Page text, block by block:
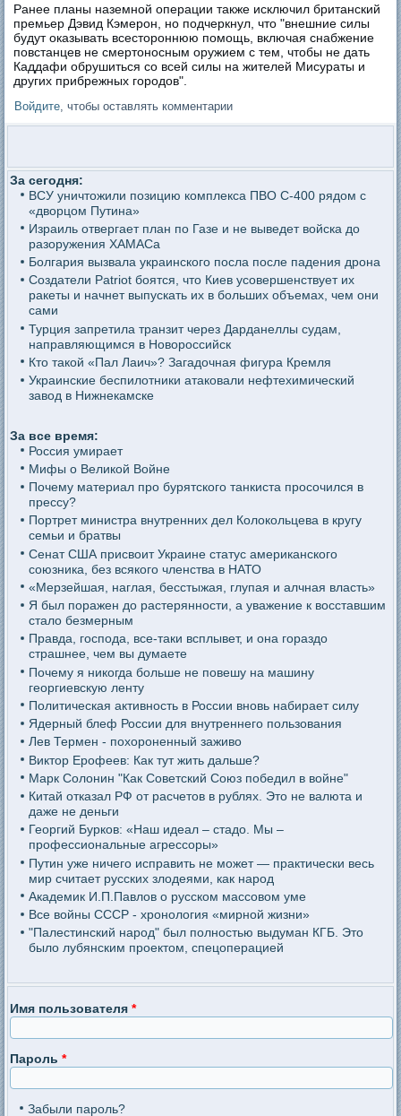
Ранее планы наземной операции также исключил британский
премьер Дэвид Кэмерон, но подчеркнул, что "внешние силы
будут оказывать всестороннюю помощь, включая снабжение
повстанцев не смертоносным оружием с тем, чтобы не дать
Каддафи обрушиться со всей силы на жителей Мисураты и
других прибрежных городов".
Войдите , чтобы оставлять комментарии
За сегодня:
ВСУ уничтожили позицию комплекса ПВО С-400 рядом с
«дворцом Путина»
Израиль отвергает план по Газе и не выведет войска до
разоружения ХАМАСа
Болгария вызвала украинского посла после падения дрона
Создатели Patriot боятся, что Киев усовершенствует их
ракеты и начнет выпускать их в больших объемах, чем они
сами
Турция запретила транзит через Дарданеллы судам,
направляющимся в Новороссийск
Кто такой «Пал Лаич»? Загадочная фигура Кремля
Украинские беспилотники атаковали нефтехимический
завод в Нижнекамске
За все время:
Россия умирает
Мифы о Великой Войне
Почему материал про бурятского танкиста просочился в
прессу?
Портрет министра внутренних дел Колокольцева в кругу
семьи и братвы
Сенат США присвоит Украине статус американского
союзника, без всякого членства в НАТО
«Мерзейшая, наглая, бесстыжая, глупая и алчная власть»
Я был поражен до растерянности, а уважение к восставшим
стало безмерным
Правда, господа, все-таки всплывет, и она гораздо
страшнее, чем вы думаете
Почему я никогда больше не повешу на машину
георгиевскую ленту
Политическая активность в России вновь набирает силу
Ядерный блеф России для внутреннего пользования
Лев Термен - похороненный заживо
Виктор Ерофеев: Как тут жить дальше?
Марк Солонин "Как Советский Союз победил в войне"
Китай отказал РФ от расчетов в рублях. Это не валюта и
даже не деньги
Георгий Бурков: «Наш идеал – стадо. Мы –
профессиональные агрессоры»
Путин уже ничего исправить не может — практически весь
мир считает русских злодеями, как народ
Академик И.П.Павлов о русском массовом уме
Все войны СССР - хронология «мирной жизни»
"Палестинский народ" был полностью выдуман КГБ. Это
было лубянским проектом, спецоперацией
Имя пользователя*
Пароль*
Забыли пароль?